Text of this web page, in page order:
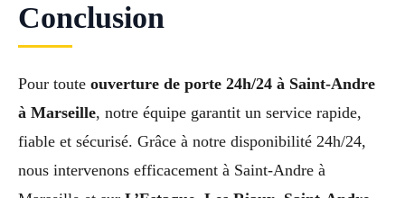
Conclusion
Pour toute ouverture de porte 24h/24 à Saint-Andre
à Marseille, notre équipe garantit un service rapide,
fiable et sécurisé. Grâce à notre disponibilité 24h/24,
nous intervenons efficacement à Saint-Andre à